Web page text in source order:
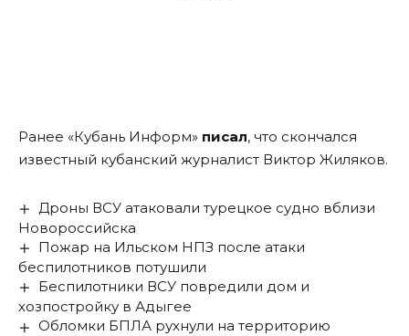
Ранее «Кубань Информ» писал, что скончался
известный кубанский журналист Виктор Жиляков.
Дроны ВСУ атаковали турецкое судно вблизи
Новороссийска
Пожар на Ильском НПЗ после атаки
беспилотников потушили
Беспилотники ВСУ повредили дом и
хозпостройку в Адыгее
Обломки БПЛА рухнули на территорию